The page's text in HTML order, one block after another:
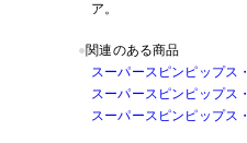
ア。
●関連のある商品
スーパースピンピップス
スーパースピンピップス
スーパースピンピップス